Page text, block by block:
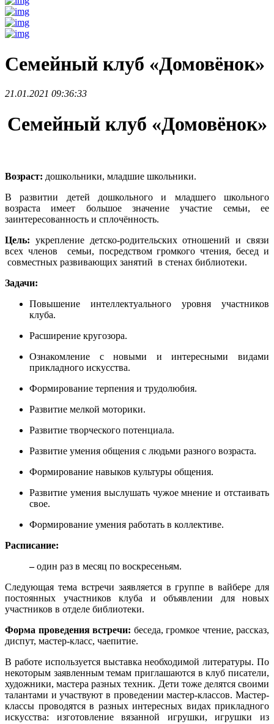
Семейный клуб «Домовёнок»
21.01.2021 09:36:33
Семейный клуб «Домовёнок»
Возраст: дошкольники, младшие школьники.
В развитии детей дошкольного и младшего школьного
возраста имеет большое значение участие семьи, ее
заинтересованность и сплочённость.
Цель: укрепление детско-родительских отношений и связи
всех членов семьи, посредством громкого чтения, бесед и
совместных развивающих занятий в стенах библиотеки.
Задачи:
Повышение интеллектуального уровня участников
клуба.
Расширение кругозора.
Ознакомление с новыми и интересными видами
прикладного искусства.
Формирование терпения и трудолюбия.
Развитие мелкой моторики.
Развитие творческого потенциала.
Развитие умения общения с людьми разного возраста.
Формирование навыков культуры общения.
Развитие умения выслушать чужое мнение и отстаивать
свое.
Формирование умения работать в коллективе.
Расписание:
–один раз в месяц по воскресеньям.
Следующая тема встречи заявляется в группе в вайбере для
постоянных участников клуба и объявлении для новых
участников в отделе библиотеки.
Форма проведения встречи: беседа, громкое чтение, рассказ,
диспут, мастер-класс, чаепитие.
В работе используется выставка необходимой литературы. По
некоторым заявленным темам приглашаются в клуб писатели,
художники, мастера разных техник. Дети тоже делятся своими
талантами и участвуют в проведении мастер-классов. Мастер-
классы проводятся в разных интересных видах прикладного
искусства: изготовление вязанной игрушки, игрушки из